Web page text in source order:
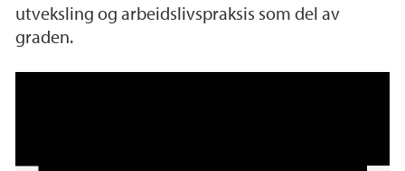
utveksling og arbeidslivspraksis som del av
graden.